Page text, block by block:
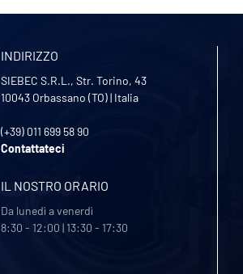
INDIRIZZO
SIEBEC S.R.L., Str. Torino, 43
10043 Orbassano (TO)| Italia
(+39) 011 699 58 90
Contattateci
IL NOSTRO ORARIO
Da lunedì a venerdì
8:30 - 12:00 | 13:30 - 17:30